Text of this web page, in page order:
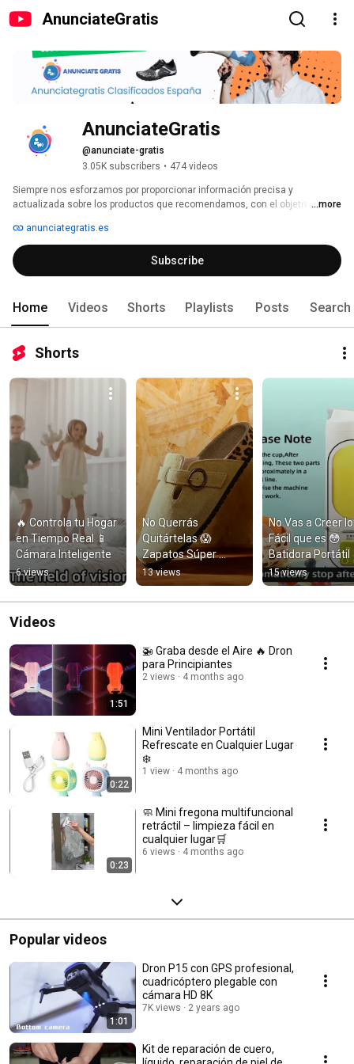
AnunciateGratis
AnunciateGratis
@anunciate-gratis
3.05K subscribers • 474 videos
Siempre nos esforzamos por proporcionar información precisa y
actualizada sobre los productos que recomendamos, con el objetivo de
es ofrecer información honesta y detallada, basada en la investigación
exhaustiva de cada artículo. De esta manera, buscamos generar
confianza y satisfacción en nuestros lectores, asegurando que
encuentren exactamente lo que necesitan y que sus expectativas sean
...more
anunciategratis.es
Subscribe
Home Videos Shorts Playlists Posts Search
Shorts
🔥 Controla tu Hogar
en Tiempo Real 📱
Cámara Inteligente
6 views
No Querrás
Quitártelas 😱
Zapatos Súper
Cómodos
13 views
No Vas a Creer lo
Fácil que es 😳
Batidora Portátil
15 views
Videos
1:51
🚁 Graba desde el Aire 🔥 Dron
para Principiantes
2 views 4 months ago
0:22
Mini Ventilador Portátil
Refrescate en Cualquier Lugar
❄️
1 view 4 months ago
0:23
🧼 Mini fregona multifuncional
retráctil – limpieza fácil en
cualquier lugar🛒
6 views 4 months ago
Popular videos
1:01
Dron P15 con GPS profesional,
cuadricóptero plegable con
cámara HD 8K
7K views 2 years ago
Kit de reparación de cuero,